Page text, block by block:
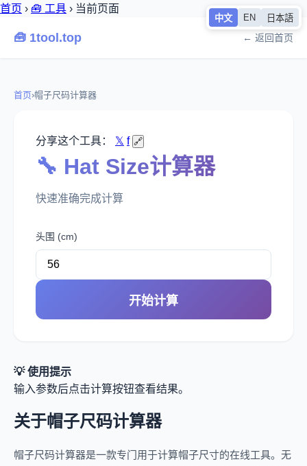
中文 EN 日本語
首页 › 🧰 工具 › 当前页面
🧰 1tool.top ← 返回首页
首页›帽子尺码计算器
分享这个工具： 𝕏 f 🔗
🔧 Hat Size计算器
快速准确完成计算
头围 (cm)
开始计算
💡 使用提示
输入参数后点击计算按钮查看结果。
关于帽子尺码计算器
帽子尺码计算器是一款专门用于计算帽子尺寸的在线工具。无